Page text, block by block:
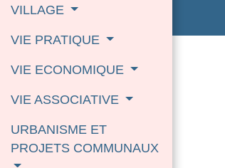
VILLAGE
VIE PRATIQUE
VIE ECONOMIQUE
VIE ASSOCIATIVE
URBANISME ET
PROJETS COMMUNAUX